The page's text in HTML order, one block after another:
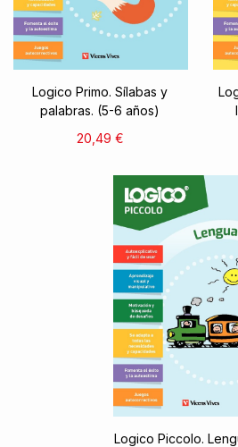
Logico Primo. Sílabas y
palabras. (5-6 años)
20,49 €
Logico Piccolo.